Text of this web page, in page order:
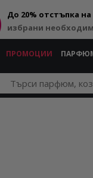
До 20% отстъпка на
избрани
ПРОМОЦИИ